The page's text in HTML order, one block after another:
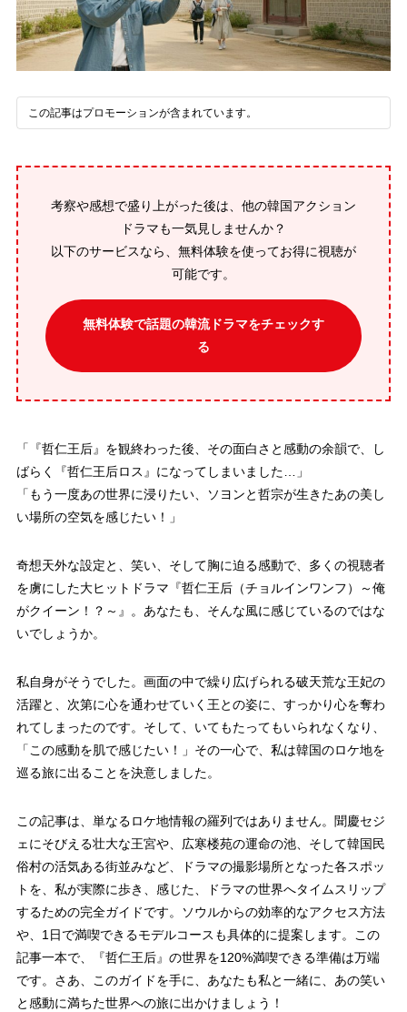
この記事はプロモーションが含まれています。
考察や感想で盛り上がった後は、他の韓国アクション
ドラマも一気見しませんか？
以下のサービスなら、無料体験を使ってお得に視聴が
可能です。
無料体験で話題の韓流ドラマをチェックす
る
「『哲仁王后』を観終わった後、その面白さと感動の余韻で、し
ばらく『哲仁王后ロス』になってしまいました…」
「もう一度あの世界に浸りたい、ソヨンと哲宗が生きたあの美し
い場所の空気を感じたい！」
奇想天外な設定と、笑い、そして胸に迫る感動で、多くの視聴者
を虜にした大ヒットドラマ『哲仁王后（チョルインワンフ）～俺
がクイーン！？～』。あなたも、そんな風に感じているのではな
いでしょうか。
私自身がそうでした。画面の中で繰り広げられる破天荒な王妃の
活躍と、次第に心を通わせていく王との姿に、すっかり心を奪わ
れてしまったのです。そして、いてもたってもいられなくなり、
「この感動を肌で感じたい！」その一心で、私は韓国のロケ地を
巡る旅に出ることを決意しました。
この記事は、単なるロケ地情報の羅列ではありません。聞慶セジ
ェにそびえる壮大な王宮や、広寒楼苑の運命の池、そして韓国民
俗村の活気ある街並みなど、ドラマの撮影場所となった各スポッ
トを、私が実際に歩き、感じた、ドラマの世界へタイムスリップ
するための完全ガイドです。ソウルからの効率的なアクセス方法
や、1日で満喫できるモデルコースも具体的に提案します。この
記事一本で、『哲仁王后』の世界を120%満喫できる準備は万端
です。さあ、このガイドを手に、あなたも私と一緒に、あの笑い
と感動に満ちた世界への旅に出かけましょう！